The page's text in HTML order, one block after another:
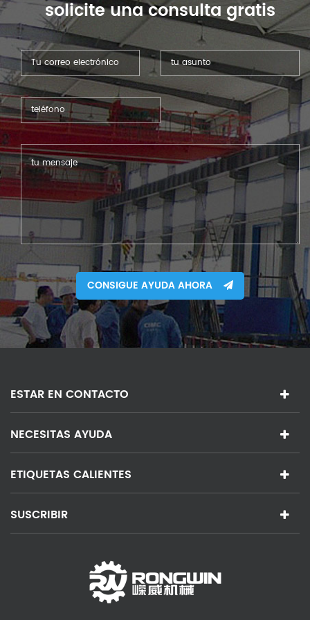
solicite una consulta gratis
CONSIGUE AYUDA AHORA
ESTAR EN CONTACTO
NECESITAS AYUDA
ETIQUETAS CALIENTES
SUSCRIBIR